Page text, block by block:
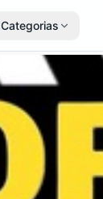
Categorias